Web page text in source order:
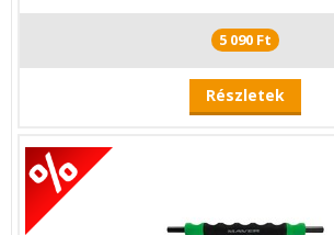
5 090 Ft
Részletek